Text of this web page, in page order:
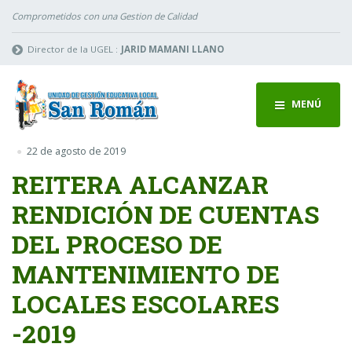
Comprometidos con una Gestion de Calidad
Director de la UGEL : JARID MAMANI LLANO
MENÚ
22 de agosto de 2019
REITERA ALCANZAR
RENDICIÓN DE CUENTAS
DEL PROCESO DE
MANTENIMIENTO DE
LOCALES ESCOLARES
-2019